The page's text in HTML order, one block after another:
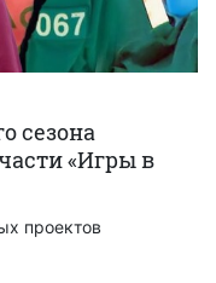
сезона
«Игры в
проектов